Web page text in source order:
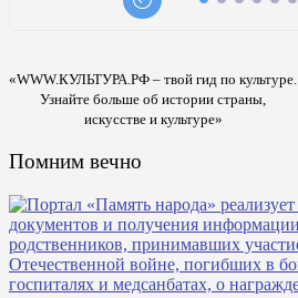
«WWW.КУЛЬТУРА.РФ – твой гид по культуре.
Узнайте больше об истории страны,
искусстве и культуре»
Помним вечно